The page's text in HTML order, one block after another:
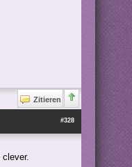
Zitieren
#328